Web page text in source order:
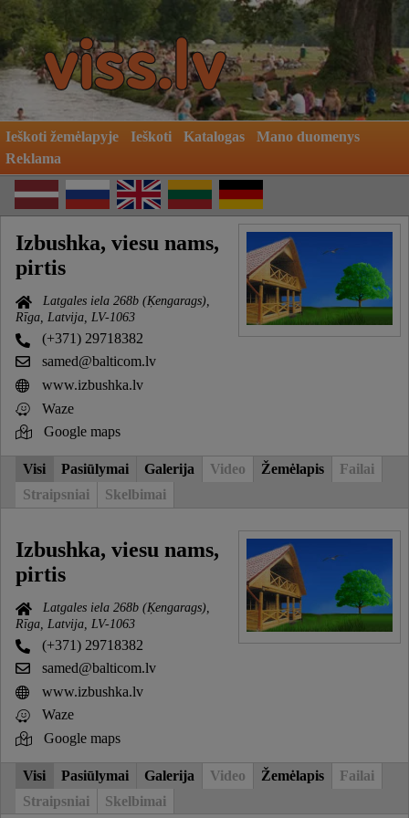
Ieškoti žemėlapyje Ieškoti Katalogas
Mano duomenys
Reklama
Izbushka, viesu nams,
pirtis
Latgales iela 268b (Ķengarags),
Rīga, Latvija, LV-1063
(+371) 29718382
samed@balticom.lv
www.izbushka.lv
Waze
Google maps
Visi Pasiūlymai Galerija Video Žemėlapis
Failai
Straipsniai
Skelbimai
Izbushka, viesu nams,
pirtis
Latgales iela 268b (Ķengarags),
Rīga, Latvija, LV-1063
(+371) 29718382
samed@balticom.lv
www.izbushka.lv
Waze
Google maps
Visi Pasiūlymai Galerija Video Žemėlapis
Failai
Straipsniai
Skelbimai